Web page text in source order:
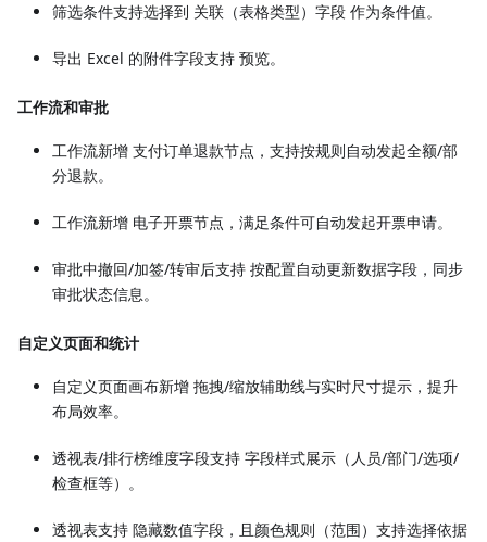
筛选条件支持选择到 关联（表格类型）字段 作为条件值。
导出 Excel 的附件字段支持 预览。
工作流和审批
工作流新增 支付订单退款节点，支持按规则自动发起全额/部
分退款。
工作流新增 电子开票节点，满足条件可自动发起开票申请。
审批中撤回/加签/转审后支持 按配置自动更新数据字段，同步
审批状态信息。
自定义页面和统计
自定义页面画布新增 拖拽/缩放辅助线与实时尺寸提示，提升
布局效率。
透视表/排行榜维度字段支持 字段样式展示（人员/部门/选项/
检查框等）。
透视表支持 隐藏数值字段，且颜色规则（范围）支持选择依据